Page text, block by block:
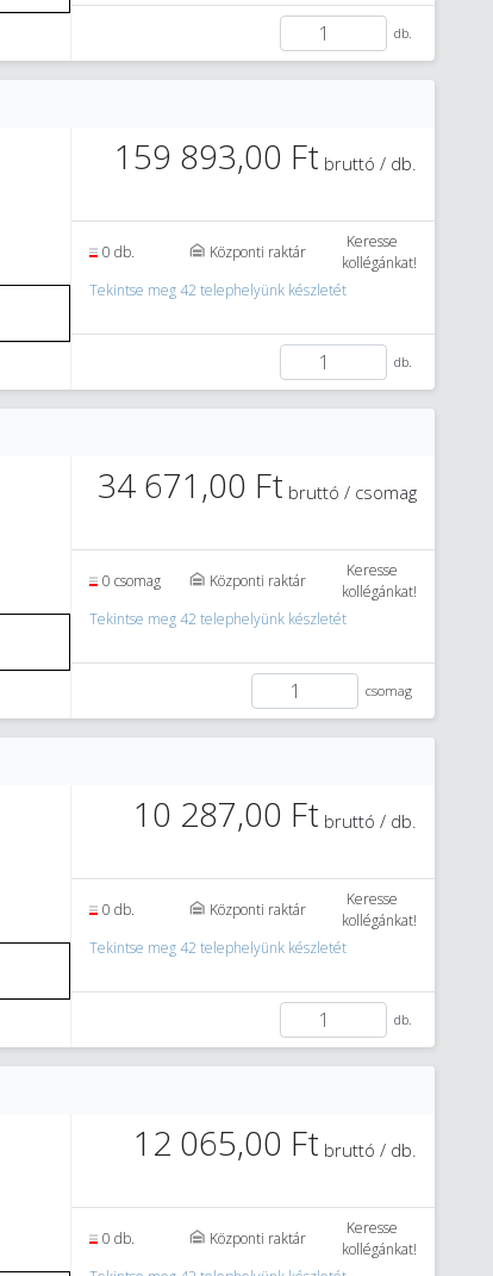
db.
159 893,00 Ft bruttó / db.
0 db. Központi raktár
Keresse
kollégánkat!
Tekintse meg 42 telephelyünk készletét
db.
34 671,00 Ft bruttó / csomag
0 csomag Központi raktár
Keresse
kollégánkat!
Tekintse meg 42 telephelyünk készletét
csomag
10 287,00 Ft bruttó / db.
0 db. Központi raktár
Keresse
kollégánkat!
Tekintse meg 42 telephelyünk készletét
db.
12 065,00 Ft bruttó / db.
0 db. Központi raktár
Keresse
kollégánkat!